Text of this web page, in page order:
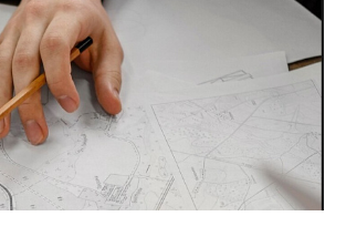
Почти 89 тысяч за это время решили
этом, утверждают аналитики бюро,
из тех, кто установил самозапрет,
брал, столько же погасили долги недавно,
имеют долговые обязательства сейчас.